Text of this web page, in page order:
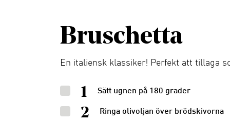
Bruschetta
En italiensk klassiker! Perfekt att tillaga
1 Sätt ugnen på 180 grader
2 Ringa olivoljan över brödskivorna